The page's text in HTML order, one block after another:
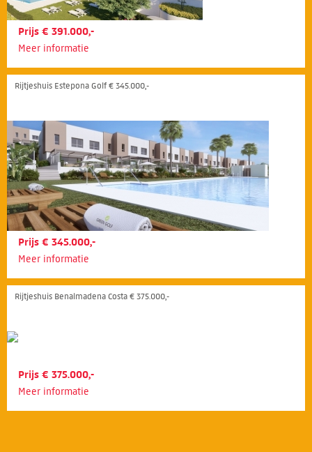
Prijs € 391.000,-
Meer informatie
Rijtjeshuis Estepona Golf € 345.000,-
Prijs € 345.000,-
Meer informatie
Rijtjeshuis Benalmadena Costa € 375.000,-
Prijs € 375.000,-
Meer informatie